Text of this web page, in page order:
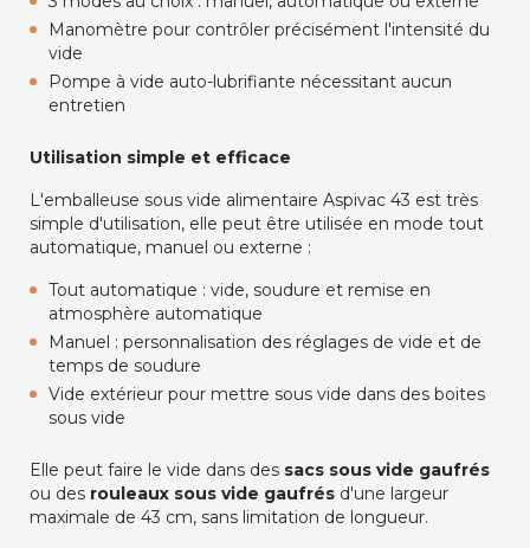
Manomètre pour contrôler précisément l'intensité du
vide
Pompe à vide auto-lubrifiante nécessitant aucun
entretien
Utilisation simple et efficace
L'emballeuse sous vide alimentaire Aspivac 43 est très
simple d'utilisation, elle peut être utilisée en mode tout
automatique, manuel ou externe :
Tout automatique : vide, soudure et remise en
atmosphère automatique
Manuel : personnalisation des réglages de vide et de
temps de soudure
Vide extérieur pour mettre sous vide dans des boites
sous vide
Elle peut faire le vide dans des sacs sous vide gaufrés
ou des rouleaux sous vide gaufrés d'une largeur
maximale de 43 cm, sans limitation de longueur.